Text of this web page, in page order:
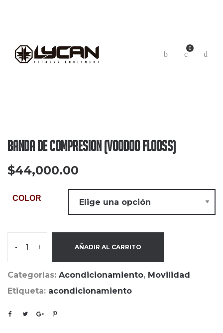
0
Banda De Compresion (Voodoo Flooss)
$44,000.00
COLOR
- + AÑADIR AL CARRITO
Categorías: Acondicionamiento, Movilidad
Etiqueta: acondicionamiento